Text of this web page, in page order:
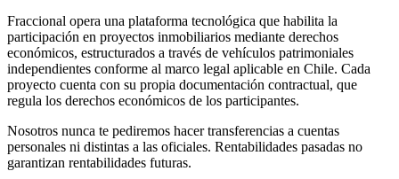
Fraccional opera una plataforma tecnológica que habilita la
participación en proyectos inmobiliarios mediante derechos
económicos, estructurados a través de vehículos patrimoniales
independientes conforme al marco legal aplicable en Chile. Cada
proyecto cuenta con su propia documentación contractual, que
regula los derechos económicos de los participantes.
Nosotros nunca te pediremos hacer transferencias a cuentas
personales ni distintas a las oficiales. Rentabilidades pasadas no
garantizan rentabilidades futuras.